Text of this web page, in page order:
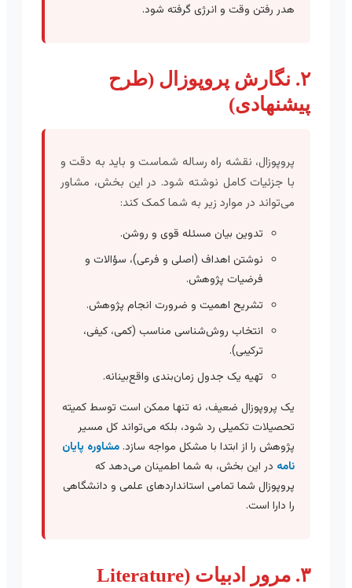
هدر رفتن وقت و انرژی گرفته شود.
۲. نگارش پروپوزال (طرح
پیشنهادی)
پروپوزال، نقشه راه رساله شماست و باید به دقت و
با جزئیات کامل نوشته شود. در این بخش، مشاور
می‌تواند در موارد زیر به شما کمک کند:
تدوین بیان مسئله قوی و روشن.
نوشتن اهداف (اصلی و فرعی)، سؤالات و
فرضیات پژوهش.
تشریح اهمیت و ضرورت انجام پژوهش.
انتخاب روش‌شناسی مناسب (کمی، کیفی،
ترکیبی).
تهیه یک جدول زمان‌بندی واقع‌بینانه.
یک پروپوزال ضعیف، نه تنها ممکن است توسط کمیته
تحصیلات تکمیلی رد شود، بلکه می‌تواند کل مسیر
پژوهش را از ابتدا با مشکل مواجه سازد. مشاوره پایان
در این بخش، به شما اطمینان می‌دهد که
پروپوزال شما تمامی استانداردهای علمی و دانشگاهی
را دارا است.
۳. مرور ادبیات (Literature